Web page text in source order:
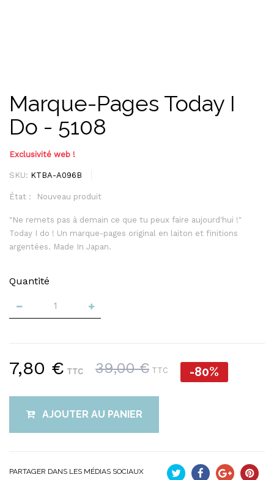
Marque-Pages Today I
Do - 5108
Exclusivité web !
SKU: KTBA-A096B
État : Nouveau produit
"Ne remets pas à demain ce que tu peux faire aujourd'hui !"
Today I do ! Un marque-pages original en laiton et finitions
argentées. Made In Japan.
Quantité
7,80 € TTC 39,00 € TTC -80%
AJOUTER AU PANIER
PARTAGER DANS LES MÉDIAS SOCIAUX